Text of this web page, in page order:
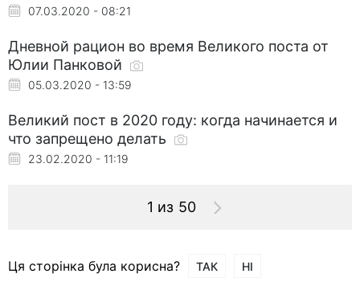
07.03.2020 - 08:21
Дневной рацион во время Великого поста от
Юлии Панковой
05.03.2020 - 13:59
Великий пост в 2020 году: когда начинается и
что запрещено делать
23.02.2020 - 11:19
1 из 50
Ця сторінка була корисна? ТАК НІ